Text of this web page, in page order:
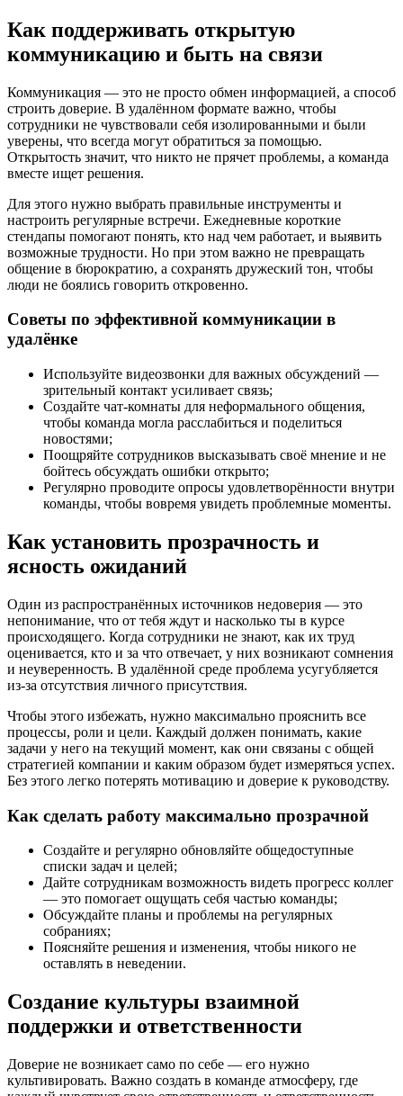
Как поддерживать открытую
коммуникацию и быть на связи
Коммуникация — это не просто обмен информацией, а способ
строить доверие. В удалённом формате важно, чтобы
сотрудники не чувствовали себя изолированными и были
уверены, что всегда могут обратиться за помощью.
Открытость значит, что никто не прячет проблемы, а команда
вместе ищет решения.
Для этого нужно выбрать правильные инструменты и
настроить регулярные встречи. Ежедневные короткие
стендапы помогают понять, кто над чем работает, и выявить
возможные трудности. Но при этом важно не превращать
общение в бюрократию, а сохранять дружеский тон, чтобы
люди не боялись говорить откровенно.
Советы по эффективной коммуникации в
удалёнке
Используйте видеозвонки для важных обсуждений —
зрительный контакт усиливает связь;
Создайте чат-комнаты для неформального общения,
чтобы команда могла расслабиться и поделиться
новостями;
Поощряйте сотрудников высказывать своё мнение и не
бойтесь обсуждать ошибки открыто;
Регулярно проводите опросы удовлетворённости внутри
команды, чтобы вовремя увидеть проблемные моменты.
Как установить прозрачность и
ясность ожиданий
Один из распространённых источников недоверия — это
непонимание, что от тебя ждут и насколько ты в курсе
происходящего. Когда сотрудники не знают, как их труд
оценивается, кто и за что отвечает, у них возникают сомнения
и неуверенность. В удалённой среде проблема усугубляется
из-за отсутствия личного присутствия.
Чтобы этого избежать, нужно максимально прояснить все
процессы, роли и цели. Каждый должен понимать, какие
задачи у него на текущий момент, как они связаны с общей
стратегией компании и каким образом будет измеряться успех.
Без этого легко потерять мотивацию и доверие к руководству.
Как сделать работу максимально прозрачной
Создайте и регулярно обновляйте общедоступные
списки задач и целей;
Дайте сотрудникам возможность видеть прогресс коллег
— это помогает ощущать себя частью команды;
Обсуждайте планы и проблемы на регулярных
собраниях;
Поясняйте решения и изменения, чтобы никого не
оставлять в неведении.
Создание культуры взаимной
поддержки и ответственности
Доверие не возникает само по себе — его нужно
культивировать. Важно создать в команде атмосферу, где